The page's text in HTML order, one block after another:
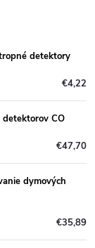
detektory
€4,22
detektorov CO
€47,70
dymových
€35,89